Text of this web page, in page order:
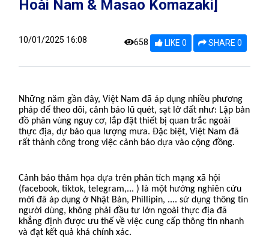
Hoài Nam & Masao Komazaki]
10/01/2025 16:08 658 LIKE 0 SHARE 0
Những năm gần đây, Việt Nam đã áp dụng nhiều phương
pháp để theo dõi, cảnh báo lũ quét, sạt lở đất như: Lập bản
đồ phân vùng nguy cơ, lắp đặt thiết bị quan trắc ngoài
thực địa, dự báo qua lượng mưa. Đặc biệt, Việt Nam đã
rất thành công trong việc cảnh báo dựa vào cộng đồng.
Cảnh báo thảm họa dựa trên phân tích mạng xã hội
(facebook, tiktok, telegram,... ) là một hướng nghiên cứu
mới đã áp dụng ở Nhật Bản, Phillipin, .... sử dụng thông tin
người dùng, không phải đầu tư lớn ngoài thực địa đã
khẳng định được ưu thế về việc cung cấp thông tin nhanh
và đạt kết quả khá chính xác.